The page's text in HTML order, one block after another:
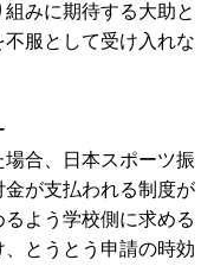
みに期待する大助と
服として受け入れな
合、日本スポーツ振
が支払われる制度が
よう学校側に求める
とうとう申請の時効